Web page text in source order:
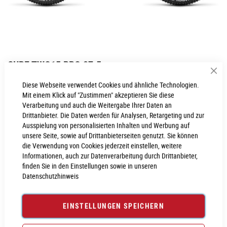
Diese Webseite verwendet Cookies und ähnliche Technologien.
Mit einem Klick auf "Zustimmen" akzeptieren Sie diese
Verarbeitung und auch die Weitergabe Ihrer Daten an
Drittanbieter. Die Daten werden für Analysen, Retargeting und zur
Ausspielung von personalisierten Inhalten und Werbung auf
unsere Seite, sowie auf Drittanbieterseiten genutzt. Sie können
die Verwendung von Cookies jederzeit einstellen, weitere
Informationen, auch zur Datenverarbeitung durch Drittanbieter,
finden Sie in den Einstellungen sowie in unseren
Datenschutzhinweis
EINSTELLUNGEN SPEICHERN
Bildgalerie
springen
CUBE TWO15 PRO 27.5
Inkl. MwSt., nur Abholung möglich
PROBEFAHRT VEREINBAREN
Produktanfrage stellen
PRODUKTINFORMATIONEN